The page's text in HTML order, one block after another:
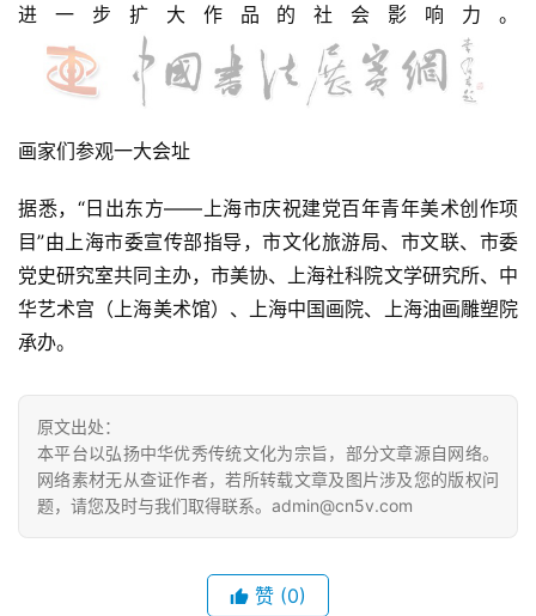
进一步扩大作品的社会影响力。
画家们参观一大会址
据悉，“日出东方——上海市庆祝建党百年青年美术创作项
目”由上海市委宣传部指导，市文化旅游局、市文联、市委
党史研究室共同主办，市美协、上海社科院文学研究所、中
华艺术宫（上海美术馆）、上海中国画院、上海油画雕塑院
承办。
原文出处：
本平台以弘扬中华优秀传统文化为宗旨，部分文章源自网络。
网络素材无从查证作者，若所转载文章及图片涉及您的版权问
题，请您及时与我们取得联系。admin@cn5v.com
赞 (0)